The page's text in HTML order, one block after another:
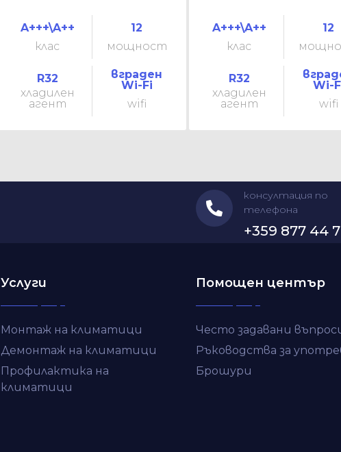
A+++\A++
клас
12
мощност
R32
хладилен
агент
вграден
Wi-Fi
wifi
A+++\A++
клас
12
R32
хладилен
агент
Wi-
wifi
консултация по
телефона
+359 877 44
Услуги
Монтаж на климатици
Демонтаж на климатици
Профилактика на
климатици
Помощен център
Често задавани
Ръководства за
Брошури